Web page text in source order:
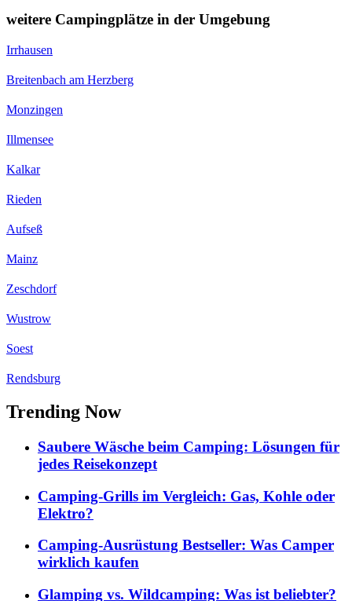
weitere Campingplätze in der Umgebung
Irrhausen
Breitenbach am Herzberg
Monzingen
Illmensee
Kalkar
Rieden
Aufseß
Mainz
Zeschdorf
Wustrow
Soest
Rendsburg
Trending Now
Saubere Wäsche beim Camping: Lösungen für
jedes Reisekonzept
Camping-Grills im Vergleich: Gas, Kohle oder
Elektro?
Camping-Ausrüstung Bestseller: Was Camper
wirklich kaufen
Glamping vs. Wildcamping: Was ist beliebter?